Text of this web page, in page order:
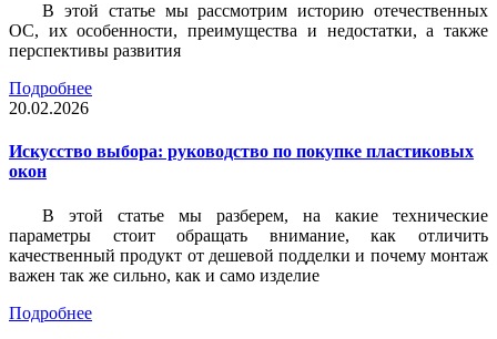
В этой статье мы рассмотрим историю отечественных
ОС, их особенности, преимущества и недостатки, а также
перспективы развития
Подробнее
20.02.2026
Искусство выбора: руководство по покупке пластиковых
окон
В этой статье мы разберем, на какие технические
параметры стоит обращать внимание, как отличить
качественный продукт от дешевой подделки и почему монтаж
важен так же сильно, как и само изделие
Подробнее